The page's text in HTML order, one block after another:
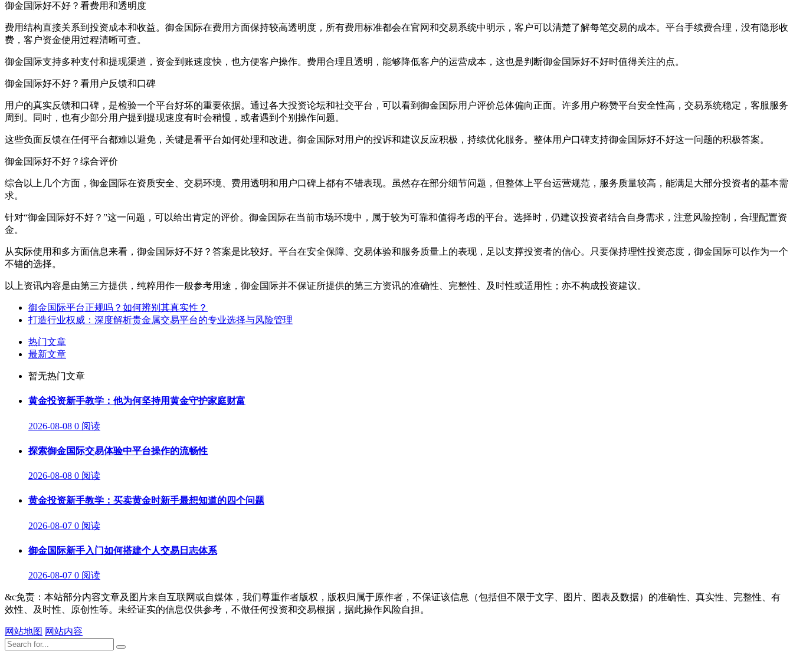
御金国际好不好？看费用和透明度
费用结构直接关系到投资成本和收益。御金国际在费用方面保持较高透明度，所有费用标准都会在官网和交易系统中明示，客户可以清楚了解每笔交易的成本。平台手续费合理，没有隐形收
费，客户资金使用过程清晰可查。
御金国际支持多种支付和提现渠道，资金到账速度快，也方便客户操作。费用合理且透明，能够降低客户的运营成本，这也是判断御金国际好不好时值得关注的点。
御金国际好不好？看用户反馈和口碑
用户的真实反馈和口碑，是检验一个平台好坏的重要依据。通过各大投资论坛和社交平台，可以看到御金国际用户评价总体偏向正面。许多用户称赞平台安全性高，交易系统稳定，客服服务
周到。同时，也有少部分用户提到提现速度有时会稍慢，或者遇到个别操作问题。
这些负面反馈在任何平台都难以避免，关键是看平台如何处理和改进。御金国际对用户的投诉和建议反应积极，持续优化服务。整体用户口碑支持御金国际好不好这一问题的积极答案。
御金国际好不好？综合评价
综合以上几个方面，御金国际在资质安全、交易环境、费用透明和用户口碑上都有不错表现。虽然存在部分细节问题，但整体上平台运营规范，服务质量较高，能满足大部分投资者的基本需
求。
针对“御金国际好不好？”这一问题，可以给出肯定的评价。御金国际在当前市场环境中，属于较为可靠和值得考虑的平台。选择时，仍建议投资者结合自身需求，注意风险控制，合理配置资
金。
从实际使用和多方面信息来看，御金国际好不好？答案是比较好。平台在安全保障、交易体验和服务质量上的表现，足以支撑投资者的信心。只要保持理性投资态度，御金国际可以作为一个
不错的选择。
以上资讯内容是由第三方提供，纯粹用作一般参考用途，御金国际并不保证所提供的第三方资讯的准确性、完整性、及时性或适用性；亦不构成投资建议。
御金国际平台正规吗？如何辨别其真实性？
打造行业权威：深度解析贵金属交易平台的专业选择与风险管理
热门文章
最新文章
暂无热门文章
黄金投资新手教学：他为何坚持用黄金守护家庭财富
2026-08-08 0 阅读
探索御金国际交易体验中平台操作的流畅性
2026-08-08 0 阅读
黄金投资新手教学：买卖黄金时新手最想知道的四个问题
2026-08-07 0 阅读
御金国际新手入门如何搭建个人交易日志体系
2026-08-07 0 阅读
&c免责：本站部分内容文章及图片来自互联网或自媒体，我们尊重作者版权，版权归属于原作者，不保证该信息（包括但不限于文字、图片、图表及数据）的准确性、真实性、完整性、有
效性、及时性、原创性等。未经证实的信息仅供参考，不做任何投资和交易根据，据此操作风险自担。
网站地图 网站内容